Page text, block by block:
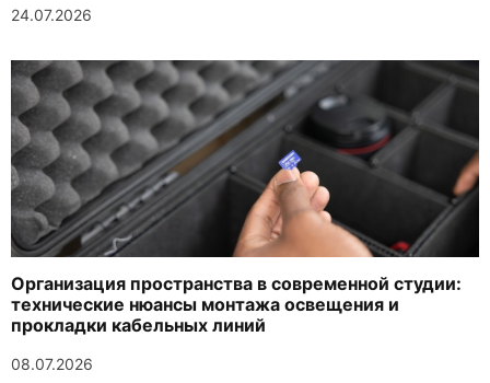
24.07.2026
Организация пространства в современной студии:
технические нюансы монтажа освещения и
прокладки кабельных линий
08.07.2026